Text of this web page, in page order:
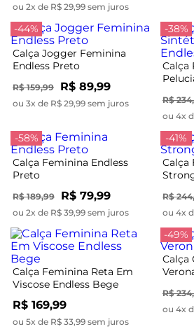
ou 2x de R$ 29,99 sem juros
-44%
Calça Jogger Feminina
Endless Preto
R$ 159,99 R$ 89,99
ou 3x de R$ 29,99 sem juros
-38%
Calça
R$
ou 4x
-58%
Calça Feminina Endless
Preto
R$ 189,99 R$ 79,99
ou 2x de R$ 39,99 sem juros
-41%
Calça
R$
ou 4x
Calça Feminina Reta Em
Viscose Endless Bege
R$ 169,99
ou 5x de R$ 33,99 sem juros
-49%
Calça
R$
ou 4x